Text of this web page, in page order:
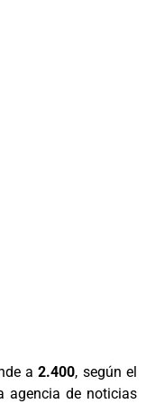
a2.400, según el
agencia de noticias